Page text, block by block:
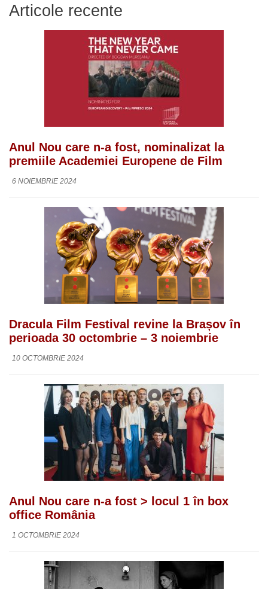
Articole recente
Anul Nou care n-a fost, nominalizat la
premiile Academiei Europene de Film
6 NOIEMBRIE 2024
Dracula Film Festival revine la Brașov în
perioada 30 octombrie – 3 noiembrie
10 OCTOMBRIE 2024
Anul Nou care n-a fost > locul 1 în box
office România
1 OCTOMBRIE 2024